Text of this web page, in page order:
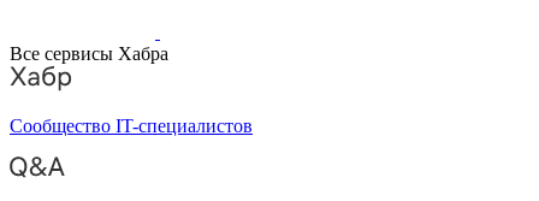
Все сервисы Хабра
Сообщество IT-специалистов